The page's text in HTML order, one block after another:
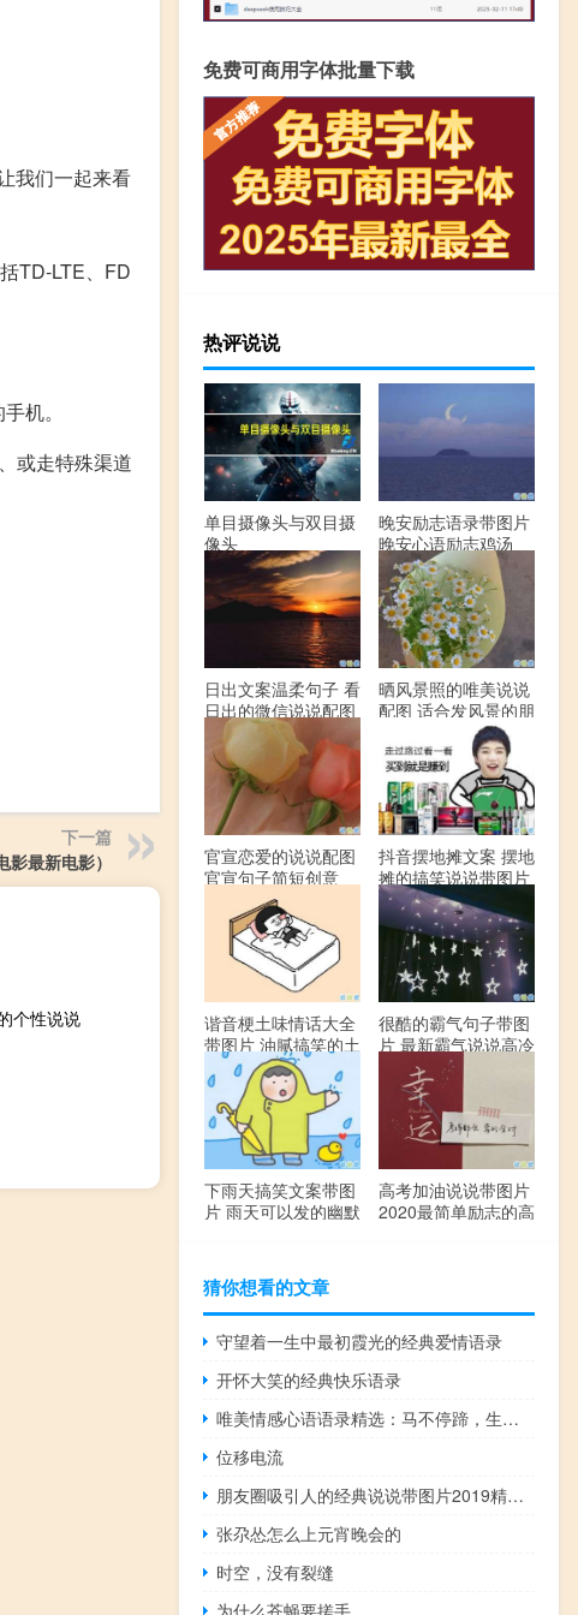
我们一起来看
TD-LTE、FD
机。
或走特殊渠道
下一篇
最新电影）
个性说说
免费可商用字体批量下载
热评说说
单目摄像头与双目摄
像头
晚安励志语录带图片
晚安心语励志鸡汤
日出文案温柔句子 看
日出的微信说说配图
晒风景照的唯美说说
配图 适合发风景的朋
官宣恋爱的说说配图
官宣句子简短创意
抖音摆地摊文案 摆地
摊的搞笑说说带图片
谐音梗土味情话大全
带图片 油腻搞笑的土
味情话
很酷的霸气句子带图
片 最新霸气说说高冷
下雨天搞笑文案带图
片 雨天可以发的幽默
高考加油说说带图片
2020最简单励志的高
猜你想看的文章
守望着一生中最初霞光的经典爱情语录
开怀大笑的经典快乐语录
唯美情感心语语录精选：马不停蹄，生生不息的去见你
位移电流
朋友圈吸引人的经典说说带图片2019精选 看似简单其实很具意义的句子
张尕怂怎么上元宵晚会的
时空，没有裂缝